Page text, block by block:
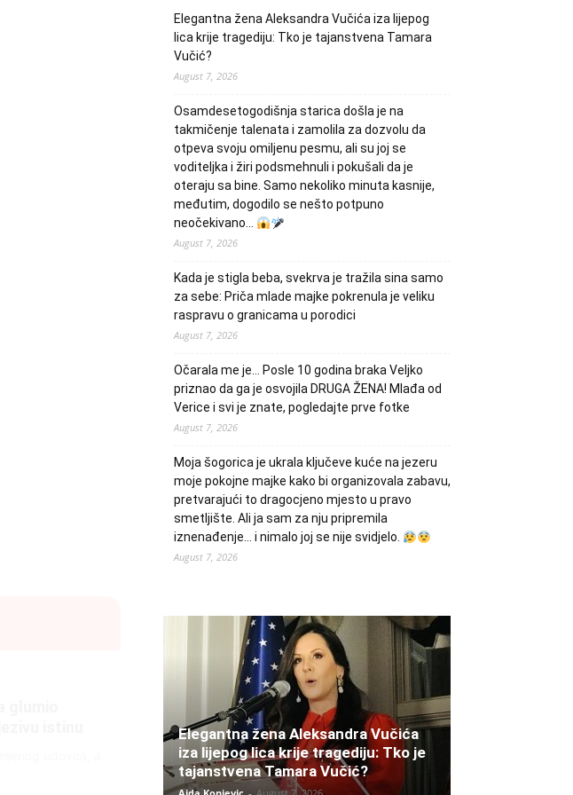
Elegantna žena Aleksandra Vučića iza lijepog
lica krije tragediju: Tko je tajanstvena Tamara
Vučić?
August 7, 2026
Osamdesetogodišnja starica došla je na
takmičenje talenata i zamolila za dozvolu da
otpeva svoju omiljenu pesmu, ali su joj se
voditeljka i žiri podsmehnuli i pokušali da je
oteraju sa bine. Samo nekoliko minuta kasnije,
međutim, dogodilo se nešto potpuno
neočekivano…
August 7, 2026
Kada je stigla beba, svekrva je tražila sina samo
za sebe: Priča mlade majke pokrenula je veliku
raspravu o granicama u porodici
August 7, 2026
Očarala me je… Posle 10 godina braka Veljko
priznao da ga je osvojila DRUGA ŽENA! Mlađa od
Verice i svi je znate, pogledajte prve fotke
August 7, 2026
Moja šogorica je ukrala ključeve kuće na jezeru
moje pokojne majke kako bi organizovala zabavu,
pretvarajući to dragocjeno mjesto u pravo
smetljište. Ali ja sam za nju pripremila
iznenađenje… i nimalo joj se nije svidjelo.
August 7, 2026
Elegantna žena Aleksandra Vučića
iza lijepog lica krije tragediju: Tko je
tajanstvena Tamara Vučić?